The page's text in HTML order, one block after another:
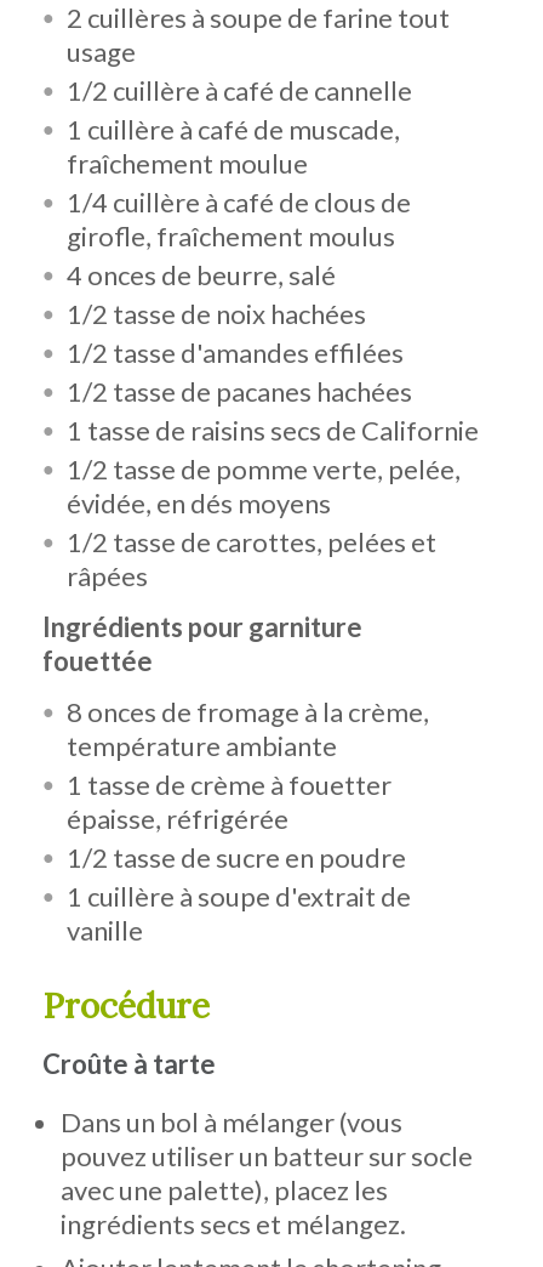
2 cuillères à soupe de farine tout
usage
1/2 cuillère à café de cannelle
1 cuillère à café de muscade,
fraîchement moulue
1/4 cuillère à café de clous de
girofle, fraîchement moulus
4 onces de beurre, salé
1/2 tasse de noix hachées
1/2 tasse d'amandes effilées
1/2 tasse de pacanes hachées
1 tasse de raisins secs de Californie
1/2 tasse de pomme verte, pelée,
évidée, en dés moyens
1/2 tasse de carottes, pelées et
râpées
Ingrédients pour garniture
fouettée
8 onces de fromage à la crème,
température ambiante
1 tasse de crème à fouetter
épaisse, réfrigérée
1/2 tasse de sucre en poudre
1 cuillère à soupe d'extrait de
vanille
Procédure
Croûte à tarte
Dans un bol à mélanger (vous
pouvez utiliser un batteur sur socle
avec une palette), placez les
ingrédients secs et mélangez.